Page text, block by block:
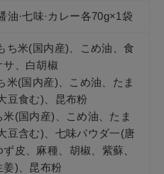
油·七味·カレー各70g×1袋
ち米(国内産)、こめ油、食
サ、白胡椒
米(国内産)、こめ油、たま
豆食む)、昆布粉
米(国内産)、こめ油、たま
豆含む)、七味パウダ一(唐
皮、麻種、胡椒、紫蘇、
姜)、昆布粉